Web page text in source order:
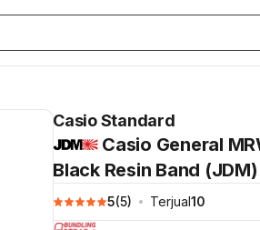
Casio Standard
Casio General
Black Resin Band (JDM)
5(5) Terjual10